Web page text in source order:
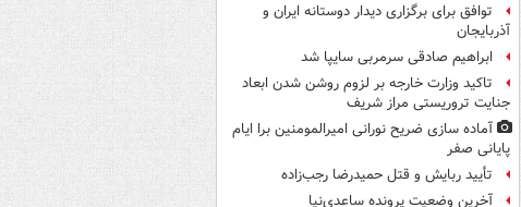
توافق برای برگزاری دیدار دوستانه ایران و
آذربایجان
ابراهیم صادقی سرمربی سایپا شد
تاکید وزارت خارجه بر لزوم روشن شدن ابعاد
جنایت تروریستی مراز شریف
آماده سازی ضریح نورانی امیرالمومنین برا ایام
پایانی صفر
تأیید ربایش و قتل حمیدرضا رجب‌زاده
آخرین وضعیت پرونده ساعدی‌نیا